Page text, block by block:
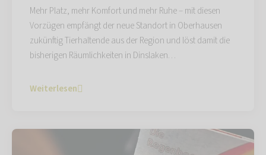
Mehr Platz, mehr Komfort und mehr Ruhe – mit diesen
Vorzügen empfängt der neue Standort in Oberhausen
zukünftig Tierhaltende aus der Region und löst damit die
bisherigen Räumlichkeiten in Dinslaken…
Weiterlesen